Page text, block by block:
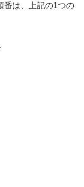
番は、上記の1つの